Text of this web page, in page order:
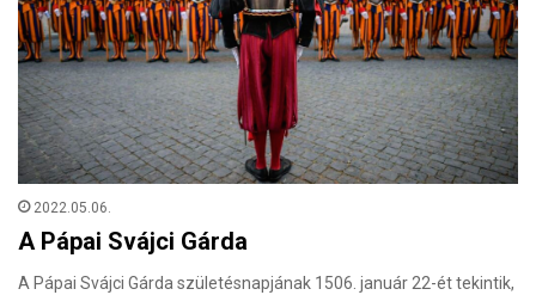
2022.05.06.
A Pápai Svájci Gárda
A Pápai Svájci Gárda születésnapjának 1506. január 22-ét tekintik,